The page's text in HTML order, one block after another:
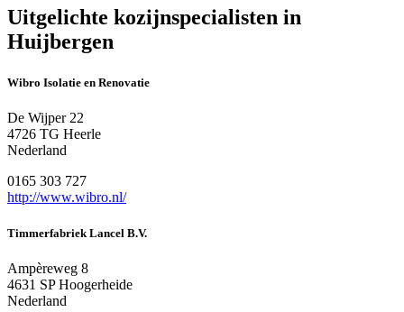
Uitgelichte kozijnspecialisten in
Huijbergen
Wibro Isolatie en Renovatie
De Wijper 22
4726 TG Heerle
Nederland
0165 303 727
http://www.wibro.nl/
Timmerfabriek Lancel B.V.
Ampèreweg 8
4631 SP Hoogerheide
Nederland